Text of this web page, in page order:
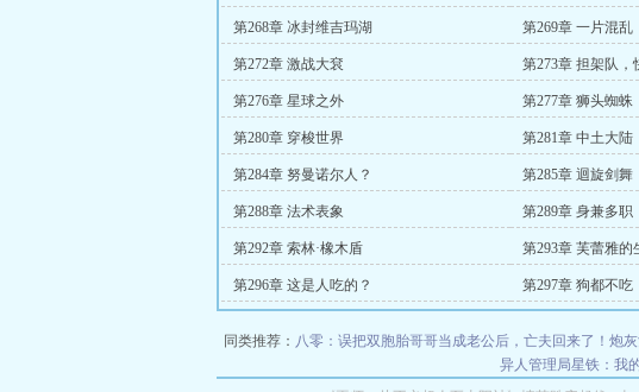
第268章 冰封维吉玛湖 第269章 一片混乱
第272章 激战大袞 第273章 担架队，
第276章 星球之外 第277章 狮头蜘蛛
第280章 穿梭世界 第281章 中土大陆
第284章 努曼诺尔人？ 第285章 迴旋剑舞
第288章 法术表象 第289章 身兼多职
第292章 索林·橡木盾 第293章 芙蕾雅的
第296章 这是人吃的？ 第297章 狗都不吃
同类推荐： 八零：误把双胞胎哥哥当成老公后，亡夫回来了！ 炮
异人管理局星铁：我